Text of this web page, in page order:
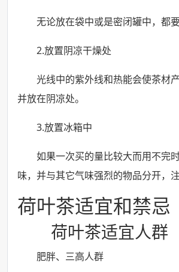
无论放在袋中或是密闭罐中，都
2.放置阴凉干燥处
光线中的紫外线和热能会使茶材
并放在阴凉处。
3.放置冰箱中
如果一次买的量比较大而用不完
味，并与其它气味强烈的物品分开，注
荷叶茶适宜和禁忌
荷叶茶适宜人群
肥胖、三高人群